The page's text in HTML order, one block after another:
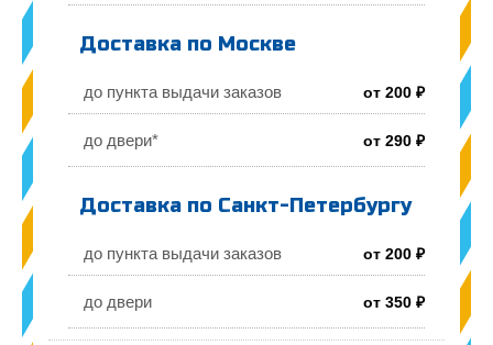
Доставка по Москве
до пункта выдачи заказов от 200 ₽
до двери* от 290 ₽
Доставка по Санкт-Петербургу
до пункта выдачи заказов от 200 ₽
до двери от 350 ₽